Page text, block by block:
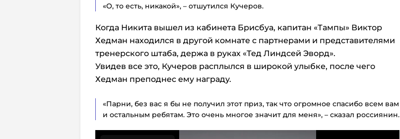
«О, то есть, никакой», – отшутился Кучеров.
Когда Никита вышел из кабинета Брисбуа, капитан «Тампы» Виктор
Хедман находился в другой комнате с партнерами и представителями
тренерского штаба, держа в руках «Тед Линдсей Эворд».
Увидев все это, Кучеров расплылся в широкой улыбке, после чего
Хедман преподнес ему награду.
«Парни, без вас я бы не получил этот приз, так что огромное спасибо всем вам
и остальным ребятам. Это очень многое значит для меня», – сказал россиянин.